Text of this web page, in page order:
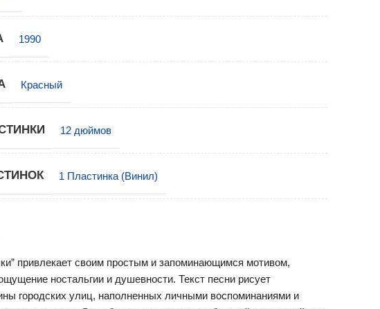
1990
Красный
12 дюймов
1 Пластинка (Винил)
привлекает своим простым и запоминающимся мотивом,
ностальгии и душевности. Текст песни рисует
городских улиц, наполненных личными воспоминаниями и